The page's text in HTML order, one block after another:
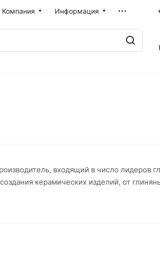
Компания Информация
входящий в число лидеров
керамических изделий, от